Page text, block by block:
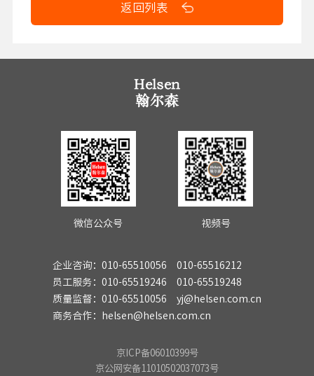
返回列表
微信公众号 视频号
企业咨询：010-65510056 010-65516212
员工服务：010-65519246 010-65519248
质量监督：010-65510056 yj@helsen.com.cn
商务合作：helsen@helsen.com.cn
京ICP备06010399号
京公网安备11010502037073号